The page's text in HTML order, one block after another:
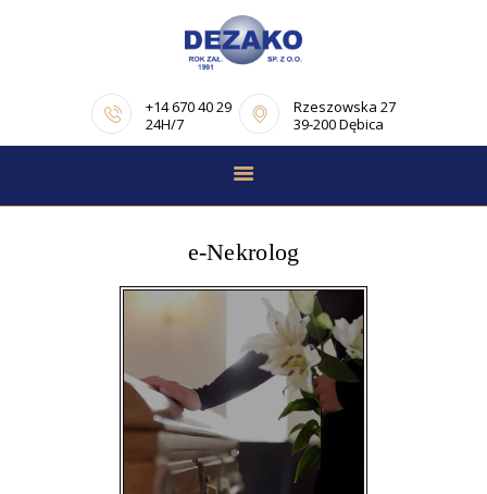
+14 670 40 29
24H/7
Rzeszowska 27
39-200 Dębica
STRONA GŁÓWNA
OFERTA
PORADNIK
POGRZEBOWY
OPINIE
KONTAKT
e-Nekrolog